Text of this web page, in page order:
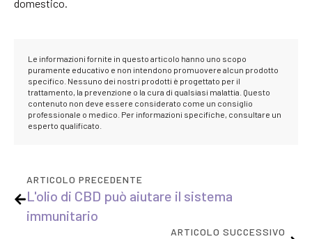
domestico.
Le informazioni fornite in questo articolo hanno uno scopo
puramente educativo e non intendono promuovere alcun prodotto
specifico. Nessuno dei nostri prodotti è progettato per il
trattamento, la prevenzione o la cura di qualsiasi malattia. Questo
contenuto non deve essere considerato come un consiglio
professionale o medico. Per informazioni specifiche, consultare un
esperto qualificato.
ARTICOLO PRECEDENTE
L'olio di CBD può aiutare il sistema
immunitario
ARTICOLO SUCCESSIVO